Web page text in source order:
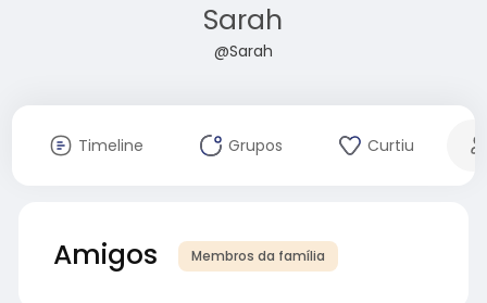
Sarah
@Sarah
Timeline Grupos Curtiu
Amigos Membros da família